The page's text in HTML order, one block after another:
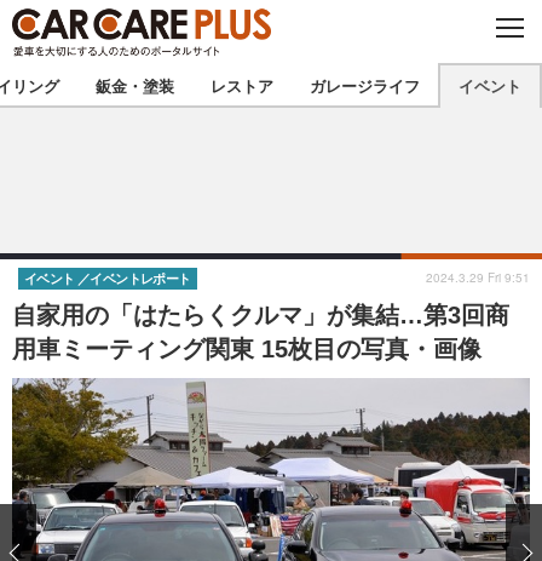
C
O
S
E
★カーケアプラス認定★ 厳選プロショップを地域から探す
甲信越 北陸
東海 関西
中国 四国
九州 沖縄
注目の記事
ショップレポート 愛車 File
ディテイリング
リング 鈑金・塗装 レストア ガレージライフ イベント
自家用の「はたらくクルマ」が集結…第3回商
用車ミーティング関東 15枚目の写真・画像
イベント イベントレポート 2024.3.29 Fri 9:51